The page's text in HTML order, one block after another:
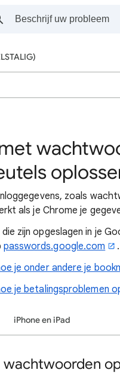
zoals
als je Chrome je
zijn opgeslagen in je
passwords.google.com
.
je onder andere je
je betalingsproblemen
iPhone en iPad